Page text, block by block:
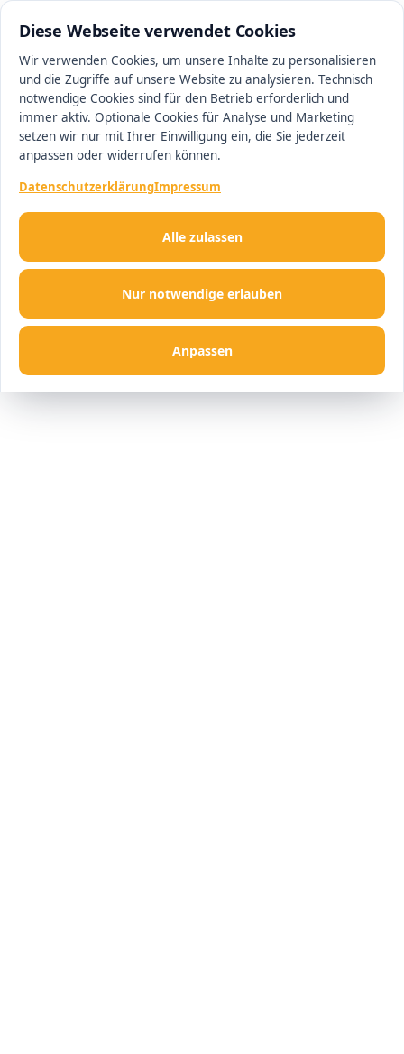
Diese Webseite verwendet Cookies
Wir verwenden Cookies, um unsere Inhalte zu personalisieren
und die Zugriffe auf unsere Website zu analysieren. Technisch
notwendige Cookies sind für den Betrieb erforderlich und
immer aktiv. Optionale Cookies für Analyse und Marketing
setzen wir nur mit Ihrer Einwilligung ein, die Sie jederzeit
anpassen oder widerrufen können.
DatenschutzerklärungImpressum
Nur notwendige erlauben
Anpassen
Alle zulassen